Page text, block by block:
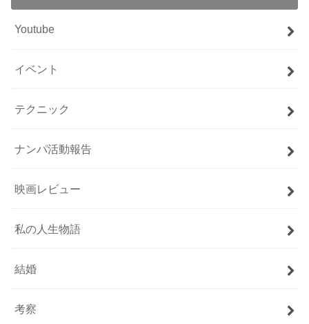
Youtube
イベント
テクニック
ナンパ活動報告
映画レビュー
私の人生物語
結婚
考察